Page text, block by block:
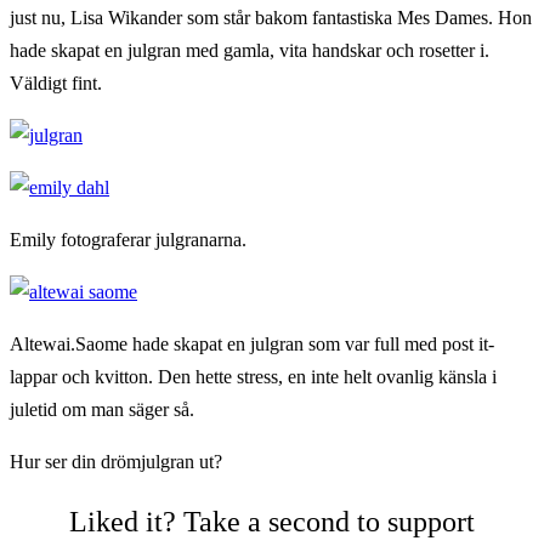
just nu, Lisa Wikander som står bakom fantastiska Mes Dames. Hon
hade skapat en julgran med gamla, vita handskar och rosetter i.
Väldigt fint.
Emily fotograferar julgranarna.
Altewai.Saome hade skapat en julgran som var full med post it-
lappar och kvitton. Den hette stress, en inte helt ovanlig känsla i
juletid om man säger så.
Hur ser din drömjulgran ut?
Liked it? Take a second to support